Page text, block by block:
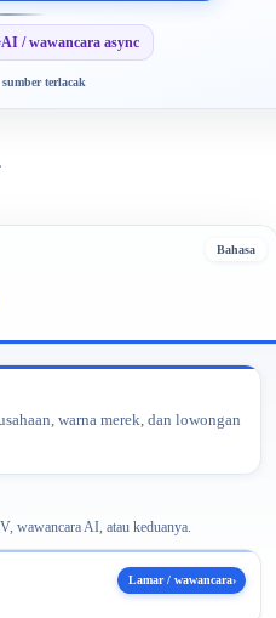
AI / wawancara async
terlacak
Bahasa
warna merek, dan lowongan
wawancara AI, atau keduanya.
Lamar / wawancara›